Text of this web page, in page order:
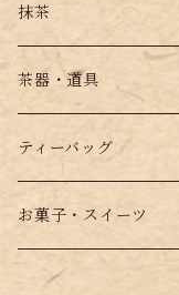
抹茶
茶器・道具
ティーバッグ
お菓子・スイーツ